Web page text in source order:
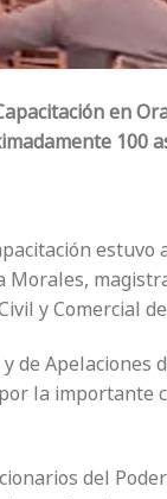
en
100
estuvo
y Comercial
Apelaciones
la importante
del